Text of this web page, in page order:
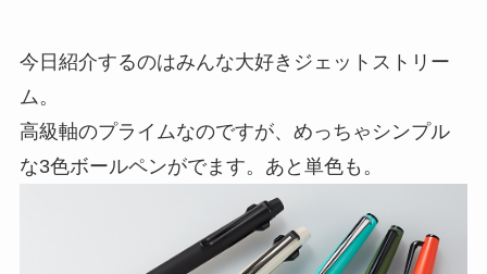
今日紹介するのはみんな大好きジェットストリー
ム。
高級軸のプライムなのですが、めっちゃシンプル
な3色ボールペンがでます。あと単色も。